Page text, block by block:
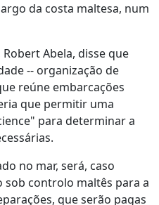
da costa maltesa, num
Abela, disse que
-- organização de
reúne embarcações
que permitir uma
para determinar a
no mar, será, caso
controlo maltês para a
que serão pagas